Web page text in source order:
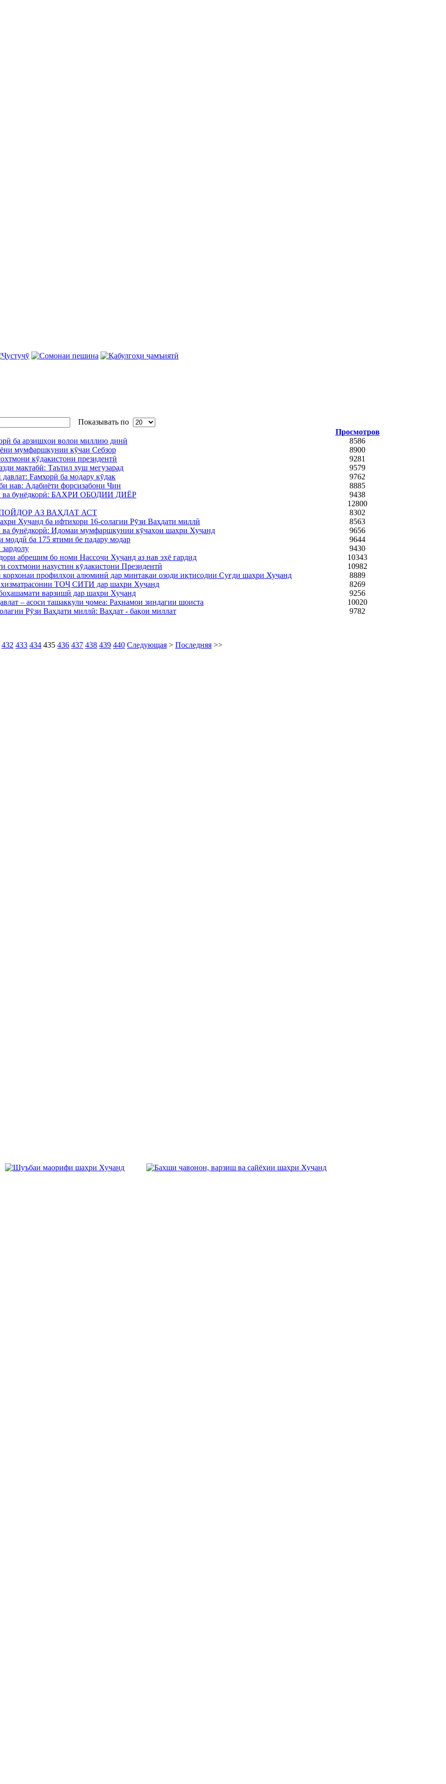
Показывать по
Просмотров
ба арзишҳои волои миллию динӣ
8586
мумфаршкунии кӯчаи Себзор
8900
кӯдакистони президентӣ
9281
мактабӣ: Таътил хуш мегузарад
9579
Fамхорӣ ба модару кӯдак
9762
нав: Адабиёти форсизабони Чин
8885
ва бунёдкорӣ: БАҲРИ ОБОДИИ ДИЁР
9438
12800
ПОЙДОР АЗ ВАҲДАТ АСТ
8302
Хуҷанд ба ифтихори 16-солагии Рӯзи Ваҳдати миллӣ
8563
ва бунёдкорӣ: Идомаи мумфаршкунии кӯчаҳои шаҳри Хуҷанд
9656
моддӣ ба 175 ятими бе падару модар
9644
9430
абрешим бо номи Нассоҷи Хуҷанд аз нав эҳё гардид
10343
сохтмони нахустин кӯдакистони Президентӣ
10982
профилҳои алюминӣ дар минтақаи озоди иқтисодии Суғди шаҳри Хуҷанд
8889
ТОҶ СИТИ дар шаҳри Хуҷанд
8269
варзишӣ дар шаҳри Хуҷанд
9256
– асоси ташаккули ҷомеа: Раҳнамои зиндагии шоиста
10020
Рӯзи Ваҳдати миллӣ: Ваҳдат - бақои миллат
9782
432 433 434 435 436 437 438 439 440 Следующая > Последняя >>